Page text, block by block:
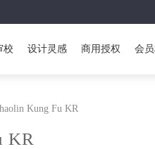
校 设计灵感 商用授权 会
Kung Fu KR
KR